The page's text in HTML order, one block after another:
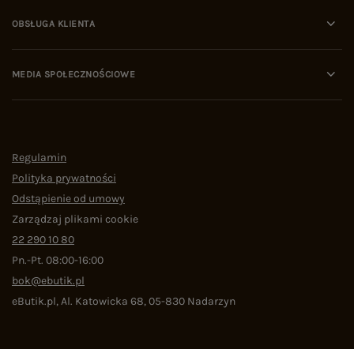
OBSŁUGA KLIENTA
MEDIA SPOŁECZNOŚCIOWE
Regulamin
Polityka prywatności
Odstąpienie od umowy
Zarządzaj plikami cookie
22 290 10 80
Pn.-Pt. 08:00-16:00
bok@ebutik.pl
eButik.pl,Al. Katowicka 68,05-830 Nadarzyn